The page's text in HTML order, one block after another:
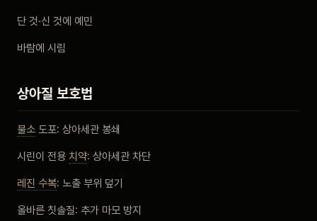
단 것·신 것에 예민
바람에 시림
상아질 보호법
불소 도포: 상아세관 봉쇄
시린이 전용 치약: 상아세관 차단
레진 수복: 노출 부위 덮기
올바른 칫솔질: 추가 마모 방지